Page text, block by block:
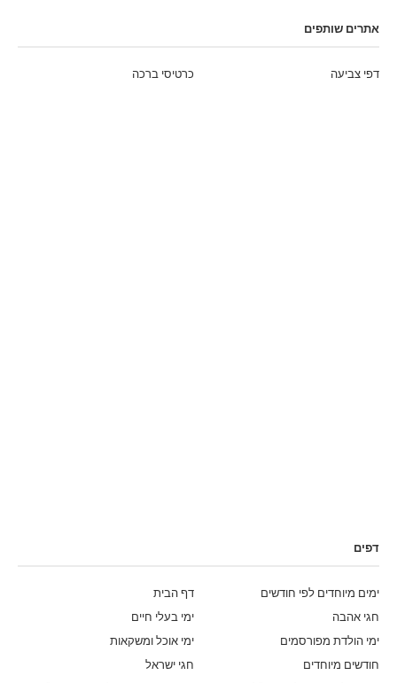
אתרים שותפים
כרטיסי ברכה דפי צביעה
דפים
דף הבית
ימים מיוחדים לפי חודשים
ימי בעלי חיים
חגי אהבה
ימי אוכל ומשקאות
ימי הולדת מפורסמים
חגי ישראל
חודשים מיוחדים